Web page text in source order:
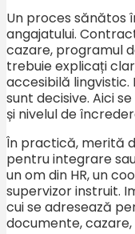
Un proces sănătos
angajatului.
cazare, programul
trebuie explicați
accesibilă
sunt decisive. Aici
și nivelul de
În practică, merită
pentru integrare
un om din HR, un
supervizor instruit.
cui se adresează
documente,